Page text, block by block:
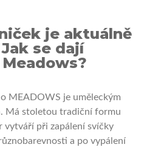
je aktuálně
se dají
MEADOWS je uměleckým
Má stoletou tradiční formu
vytváří při zapálení svíčky
a po vypálení